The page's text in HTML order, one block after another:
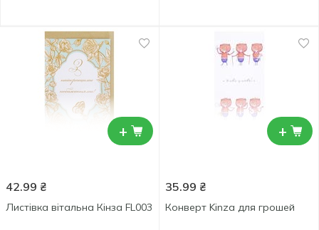
+
42.99 ₴
Лиcтівка вітальна Кінза FL003
+
35.99 ₴
Конверт Kinza для грошей